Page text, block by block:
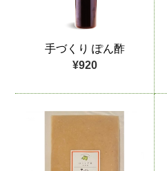
手づくり ぽん酢
¥920